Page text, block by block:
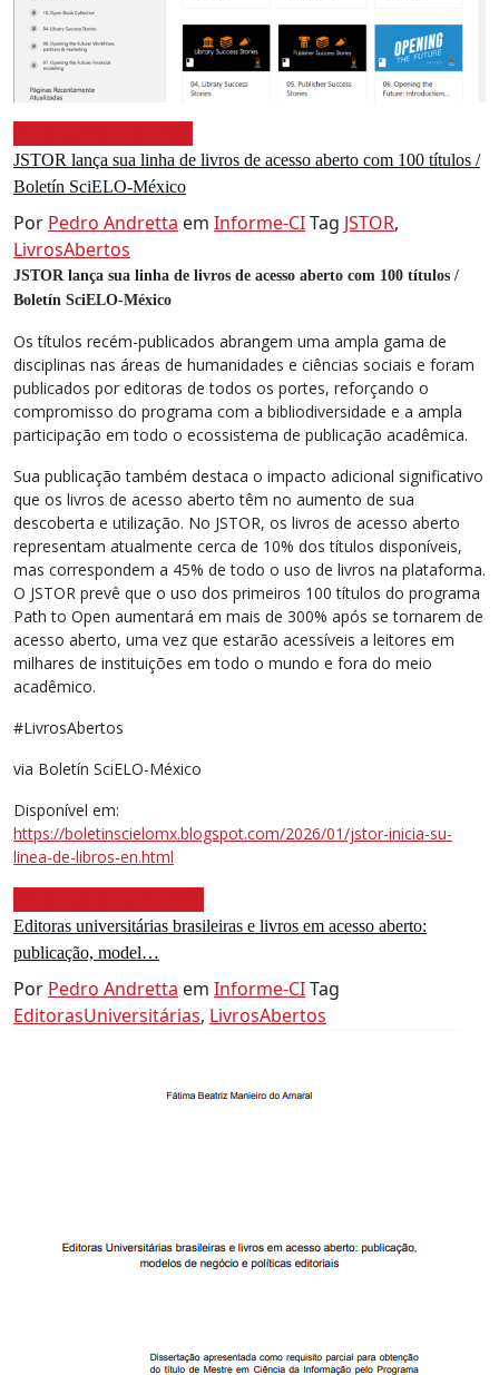
JSTOR lança sua linha de livros de acesso aberto com 100 títulos /
Boletín SciELO-México
Por Pedro Andretta em Informe-CITag JSTOR,
LivrosAbertos
JSTOR lança sua linha de livros de acesso aberto com 100 títulos /
Boletín SciELO-México
Os títulos recém-publicados abrangem uma ampla gama de
disciplinas nas áreas de humanidades e ciências sociais e foram
publicados por editoras de todos os portes, reforçando o
compromisso do programa com a bibliodiversidade e a ampla
participação em todo o ecossistema de publicação acadêmica.
Sua publicação também destaca o impacto adicional significativo
que os livros de acesso aberto têm no aumento de sua
descoberta e utilização. No JSTOR, os livros de acesso aberto
representam atualmente cerca de 10% dos títulos disponíveis,
mas correspondem a 45% de todo o uso de livros na plataforma.
O JSTOR prevê que o uso dos primeiros 100 títulos do programa
Path to Open aumentará em mais de 300% após se tornarem de
acesso aberto, uma vez que estarão acessíveis a leitores em
milhares de instituições em todo o mundo e fora do meio
acadêmico.
#LivrosAbertos
via Boletín SciELO-México
Disponível em:
https://boletinscielomx.blogspot.com/2026/01/jstor-inicia-su-
linea-de-libros-en.html
Editoras universitárias brasileiras e livros em acesso aberto:
publicação, model…
Por Pedro Andretta em Informe-CITag
EditorasUniversitárias, LivrosAbertos